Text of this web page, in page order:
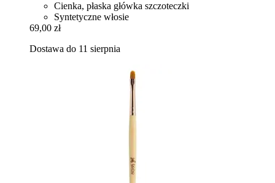
Cienka, płaska główka szczoteczki
Syntetyczne włosie
69,00 zł
Dostawa do 11 sierpnia